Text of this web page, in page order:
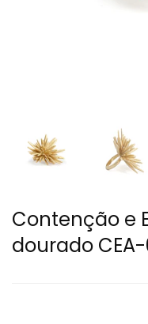
Contenção e
dourado